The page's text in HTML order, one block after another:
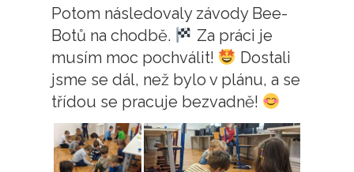
Potom následovaly závody Bee-
Botů na chodbě.
Za práci je
musím moc pochválit!
Dostali
jsme se dál, než bylo v plánu, a se
třídou se pracuje bezvadně!